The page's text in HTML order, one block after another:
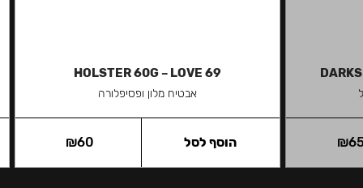
₪
HOLSTER 60G – LOVE 69
אבטיח מלון ופסיפלורה
₪60 הוסף לסל